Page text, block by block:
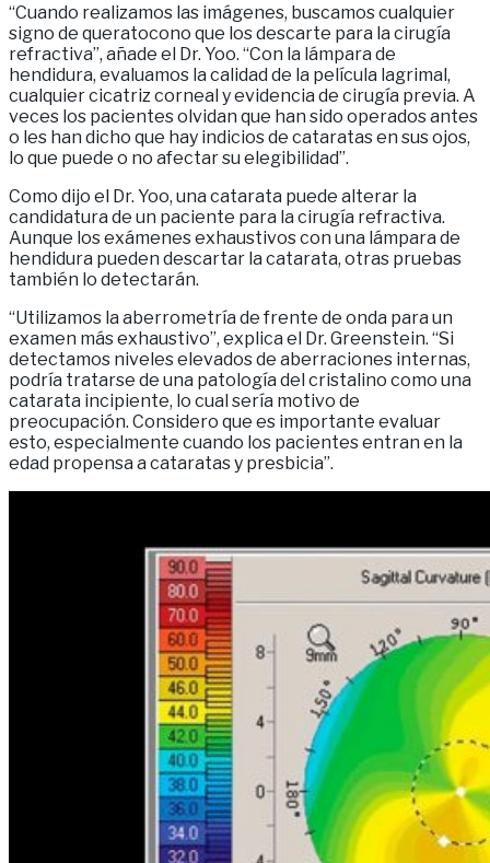
“Cuando realizamos las imágenes, buscamos cualquier
signo de queratocono que los descarte para la cirugía
refractiva”, añade el Dr. Yoo. “Con la lámpara de
hendidura, evaluamos la calidad de la película lagrimal,
cualquier cicatriz corneal y evidencia de cirugía previa. A
veces los pacientes olvidan que han sido operados antes
o les han dicho que hay indicios de cataratas en sus ojos,
lo que puede o no afectar su elegibilidad”.
Como dijo el Dr. Yoo, una catarata puede alterar la
candidatura de un paciente para la cirugía refractiva.
Aunque los exámenes exhaustivos con una lámpara de
hendidura pueden descartar la catarata, otras pruebas
también lo detectarán.
“Utilizamos la aberrometría de frente de onda para un
examen más exhaustivo”, explica el Dr. Greenstein. “Si
detectamos niveles elevados de aberraciones internas,
podría tratarse de una patología del cristalino como una
catarata incipiente, lo cual sería motivo de
preocupación. Considero que es importante evaluar
esto, especialmente cuando los pacientes entran en la
edad propensa a cataratas y presbicia”.